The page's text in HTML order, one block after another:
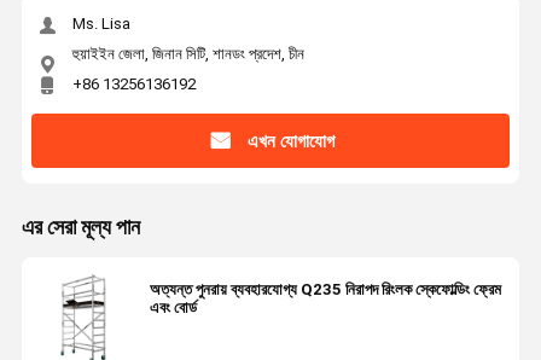
Ms. Lisa
হুয়াইইন জেলা, জিনান সিটি, শানডং প্রদেশ, চীন
+86 13256136192
এখন যোগাযোগ
এর সেরা মূল্য পান
অত্যন্ত পুনরায় ব্যবহারযোগ্য Q235 নিরাপদ রিংলক স্কেফোল্ডিং ফ্রেম
এবং বোর্ড